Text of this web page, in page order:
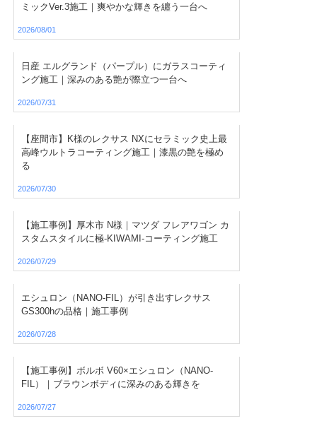
ミックVer.3施工｜爽やかな輝きを纏う一台へ
2026/08/01
日産 エルグランド（パープル）にガラスコーティ
ング施工｜深みのある艶が際立つ一台へ
2026/07/31
【座間市】K様のレクサス NXにセラミック史上最
高峰ウルトラコーティング施工｜漆黒の艶を極め
る
2026/07/30
【施工事例】厚木市 N様｜マツダ フレアワゴン カ
スタムスタイルに極-KIWAMI-コーティング施工
2026/07/29
エシュロン（NANO-FIL）が引き出すレクサス
GS300hの品格｜施工事例
2026/07/28
【施工事例】ボルボ V60×エシュロン（NANO-
FIL）｜ブラウンボディに深みのある輝きを
2026/07/27